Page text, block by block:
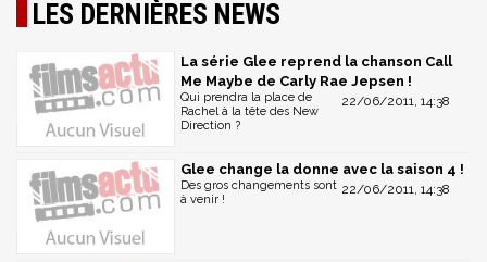
LES DERNIÈRES NEWS
La série Glee reprend la chanson Call
Me Maybe de Carly Rae Jepsen !
22/06/2011, 14:38
Qui prendra la place de
Rachel à la tête des New
Direction ?
Glee change la donne avec la saison 4 !
22/06/2011, 14:38
Des gros changements sont
à venir !